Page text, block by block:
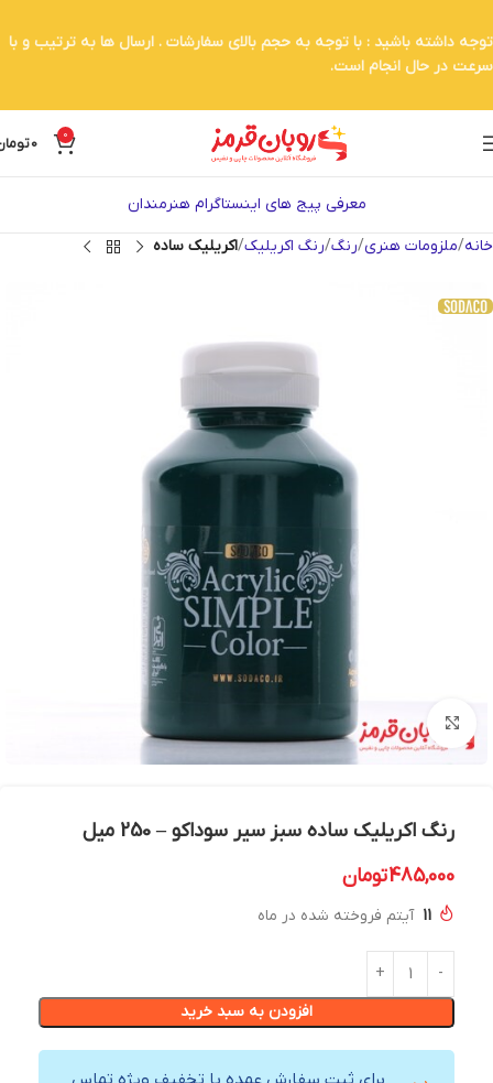
0
0
معرفی پیج های اینستاگرام هنرمندان
خانه ملزومات هنری رنگ رنگ اکریلیک اکریلیک ساده
بزرگنمایی تصویر
رنگ اکریلیک ساده سبز سیر سوداکو – 250 میل
485,000تومان
11 آیتم فروخته شده در ماه
افزودن به سبد خرید
توجه داشته باشید : با توجه به حجم بالای سفارشات . ارسال ها به ترتیب و با
سرعت در حال انجام است.